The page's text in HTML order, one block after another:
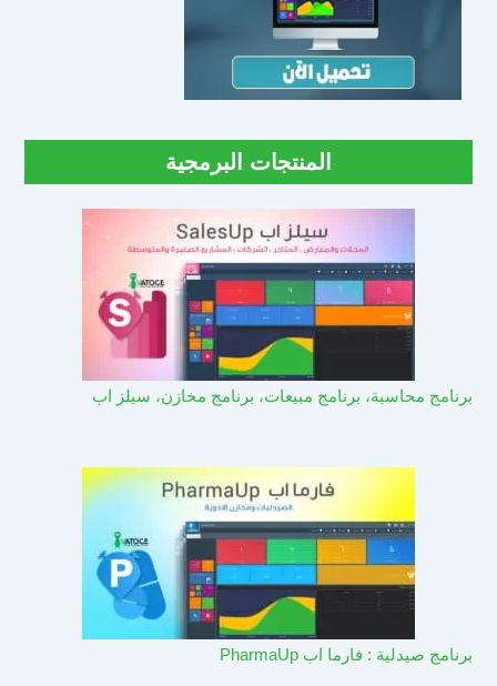
المنتجات البرمجية
برنامج محاسبة، برنامج مبيعات، برنامج مخازن، سيلز اب
برنامج صيدلية : فارما اب PharmaUp​